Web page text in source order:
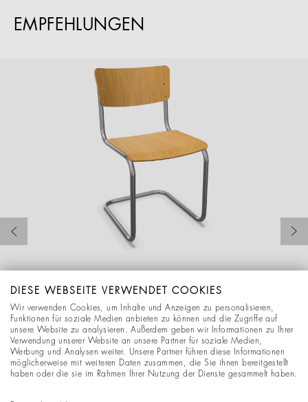
EMPFEHLUNGEN
Konfiguration übernehmen
DIESE WEBSEITE VERWENDET COOKIES
Wir verwenden Cookies, um Inhalte und Anzeigen zu personalisieren,
Funktionen für soziale Medien anbieten zu können und die Zugriffe auf
unsere Website zu analysieren. Außerdem geben wir Informationen zu Ihrer
Verwendung unserer Website an unsere Partner für soziale Medien,
Werbung und Analysen weiter. Unsere Partner führen diese Informationen
möglicherweise mit weiteren Daten zusammen, die Sie ihnen bereitgestellt
haben oder die sie im Rahmen Ihrer Nutzung der Dienste gesammelt haben.